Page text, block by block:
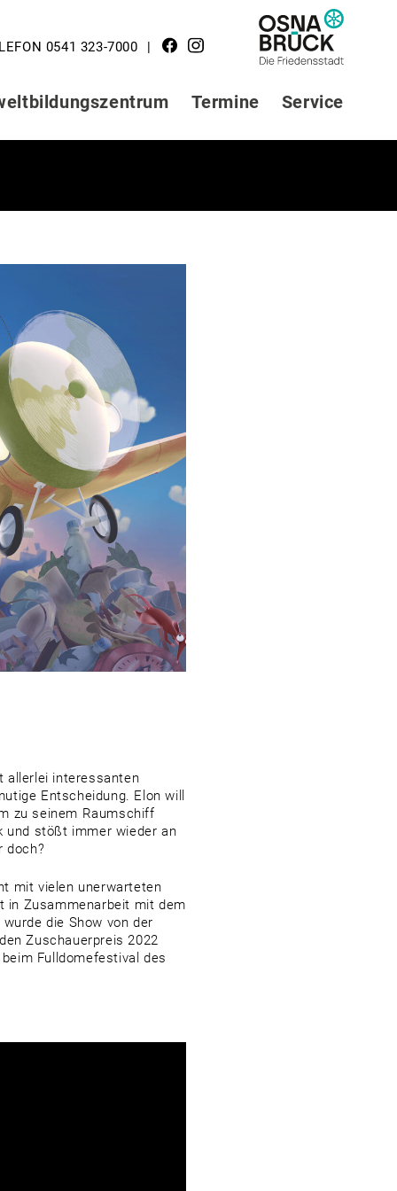
0541 323-7000
LOGO STADT
OSNABRÜCK
Termine Service
allerlei interessanten
Entscheidung. Elon will
zu seinem Raumschiff
und stößt immer wieder an
doch?
mit vielen unerwarteten
in Zusammenarbeit mit dem
die Show von der
Zuschauerpreis 2022
Fulldomefestival des